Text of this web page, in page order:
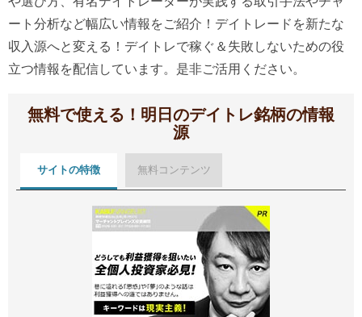
ート分析など幅広い情報をご紹介！デイトレードを新たな
収入源へと変える！デイトレで稼ぐ＆失敗しないための役
立つ情報を配信しています。是非ご活用ください。
無料で使える！明日のデイトレ銘柄の情報
源
サイトの特徴 無料コンテンツ